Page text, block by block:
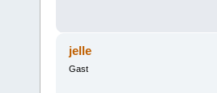
jelle
Gast